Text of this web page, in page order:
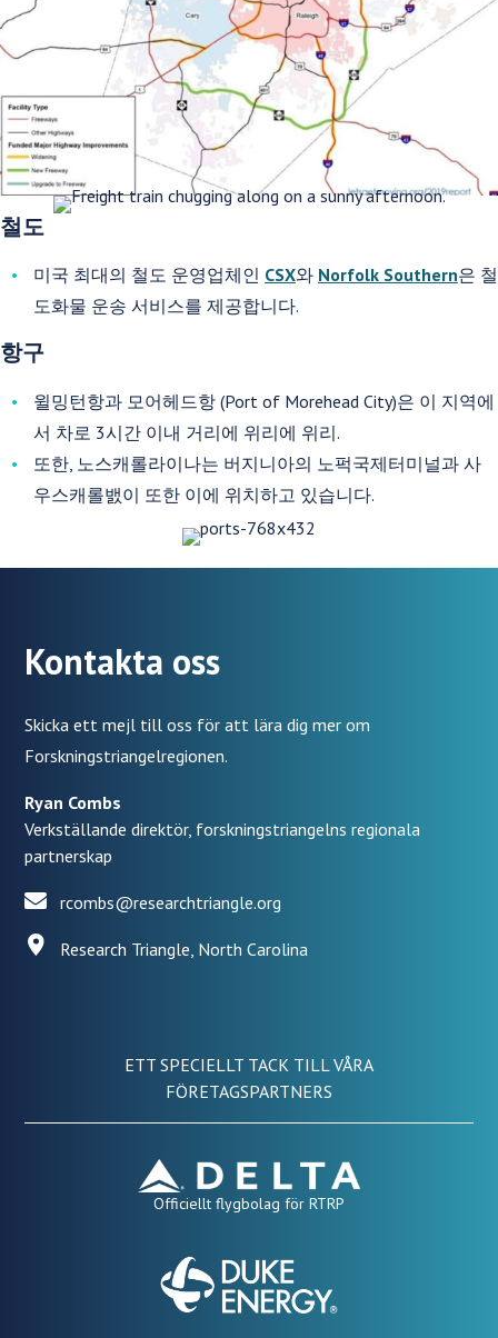
철도
미국 최대의 철도 운영업체인 CSX와 Norfolk Southern은 철
도화물 운송 서비스를 제공합니다.
항구
윌밍턴항과 모어헤드항 (Port of Morehead City)은 이 지역에
서 차로 3시간 이내 거리에 위리에 위리.
또한, 노스캐롤라이나는 버지니아의 노퍽국제터미널과 사
우스캐롤밼이 또한 이에 위치하고 있습니다.
Kontakta oss
Skicka ett mejl till oss för att lära dig mer om
Forskningstriangelregionen.
Ryan Combs
Verkställande direktör, forskningstriangelns regionala
partnerskap
rcombs@researchtriangle.org
Research Triangle, North Carolina
ETT SPECIELLT TACK TILL VÅRA
FÖRETAGSPARTNERS
Officiellt flygbolag för RTRP